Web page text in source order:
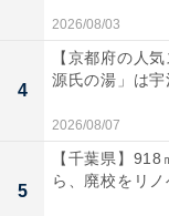
2026/08/03
4
【京都府の人
源氏の湯」は宇
2026/08/07
5
【千葉県】
ら、廃校をリ